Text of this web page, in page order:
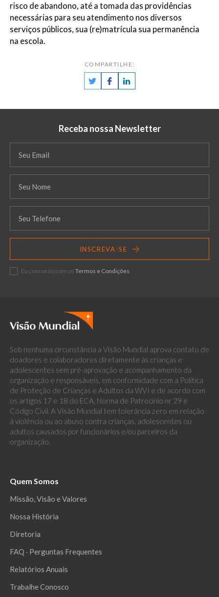
risco de abandono, até a tomada das providências
necessárias para seu atendimento nos diversos
serviços públicos, sua (re)matrícula sua permanência
na escola.
COMPARTILHE:
Receba nossa Newsletter
INSCREVA-SE
Eu concordo com os Termos e Condições.
Sob nenhuma circunstância a Visão Mundial aprova contato de
doadores e colaboradores diretamente às crianças e
adolescentes sem pré-aprovação e acompanhamento da
organização e responsáveis, em conformidade com a Política
de Proteção de Crianças e Adultos da WVI e de acordo com
os artigos 17 e 18 do ECA, Norma de Patrocínio nr 29 e
Código Civil. A Visão Mundial tem tolerância zero em relação
à violência ou ao abuso contra crianças, adolescentes ou
adultos causados por funcionários e/ou parceiros da
organização.
Quem Somos
Missão, Visão e Valores
Nossa História
Diretoria
FAQ ‧ Perguntas Frequentes
Relatórios Anuais
Trabalhe Conosco